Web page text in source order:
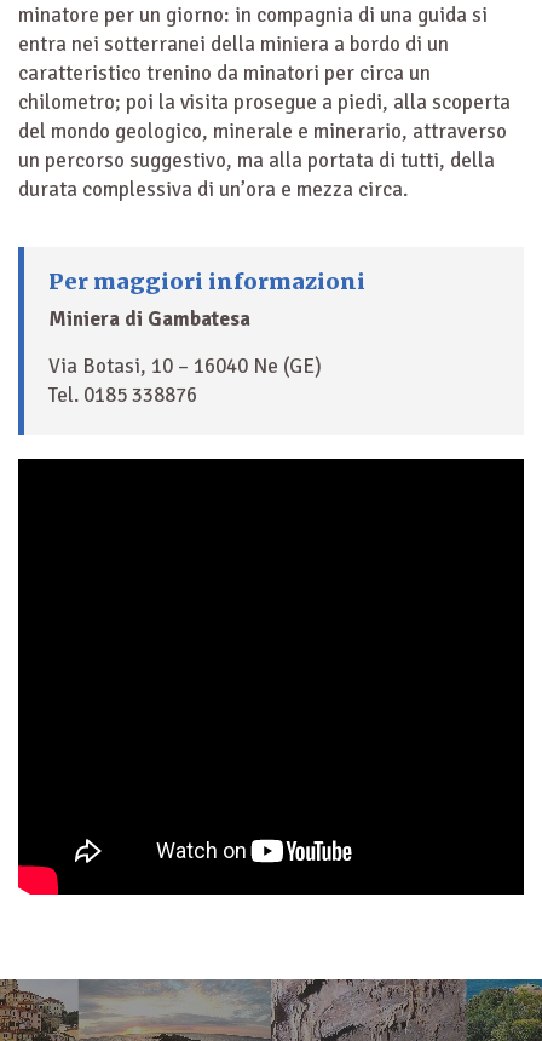
minatore per un giorno: in compagnia di una guida si
entra nei sotterranei della miniera a bordo di un
caratteristico trenino da minatori per circa un
chilometro; poi la visita prosegue a piedi, alla scoperta
del mondo geologico, minerale e minerario, attraverso
un percorso suggestivo, ma alla portata di tutti, della
durata complessiva di un’ora e mezza circa.
Per maggiori informazioni
Miniera di Gambatesa
Via Botasi, 10 – 16040 Ne (GE)
Tel. 0185 338876